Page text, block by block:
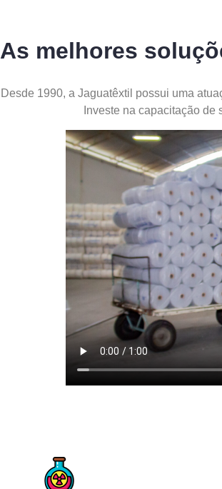
As melhores
Desde 1990, a Jaguatêxtil possui uma
Investe na capacitação